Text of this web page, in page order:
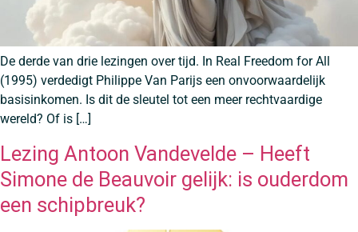
De derde van drie lezingen over tijd. In Real Freedom for All
(1995) verdedigt Philippe Van Parijs een onvoorwaardelijk
basisinkomen. Is dit de sleutel tot een meer rechtvaardige
wereld? Of is […]
Lezing Antoon Vandevelde – Heeft
Simone de Beauvoir gelijk: is ouderdom
een schipbreuk?